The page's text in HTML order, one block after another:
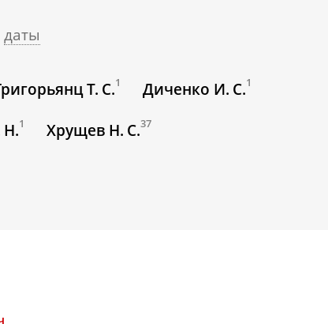
даты
Т. С.1 Диченко И. С.1
Н.1 Хрущев Н. С.37